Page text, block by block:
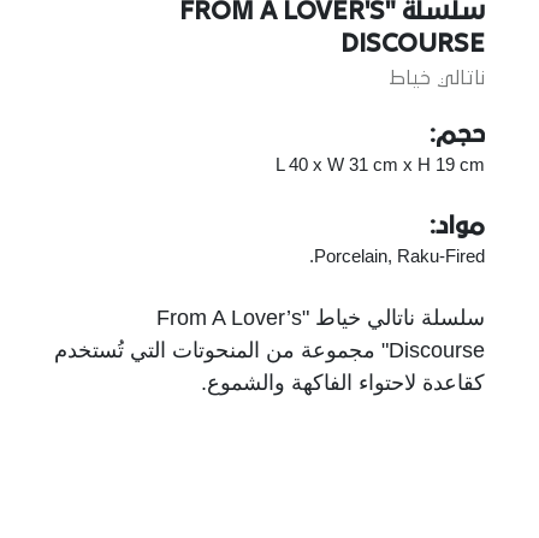
سلسلة "FROM A LOVER'S
DISCOURSE
ناتالي خياط
حجم:
L 40 x W 31 cm x H 19 cm
مواد:
Porcelain, Raku-Fired.
سلسلة ناتالي خياط "From A Lover’s
Discourse" مجموعة من المنحوتات التي تُستخدم
كقاعدة لاحتواء الفاكهة والشموع.